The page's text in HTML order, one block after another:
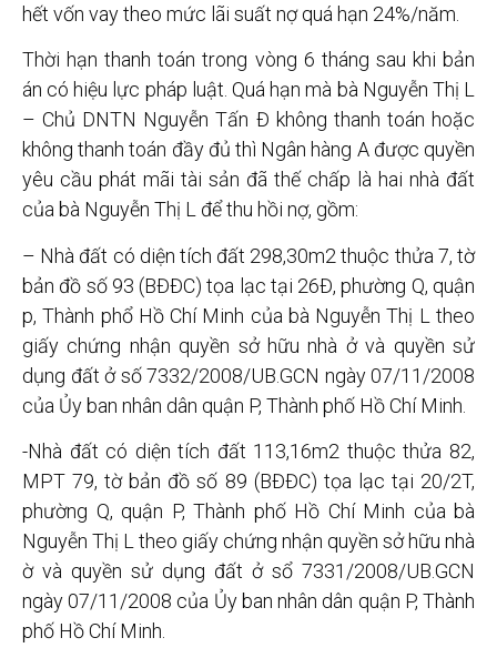
hết vốn vay theo mức lãi suất nợ quá hạn 24%/năm.
Thời hạn thanh toán trong vòng 6 tháng sau khi bản
án có hiệu lực pháp luật. Quá hạn mà bà Nguyễn Thị L
– Chủ DNTN Nguyễn Tấn Đ không thanh toán hoặc
không thanh toán đầy đủ thì Ngân hàng A được quyền
yêu cầu phát mãi tài sản đã thế chấp là hai nhà đất
của bà Nguyễn Thị L để thu hồi nợ, gồm:
– Nhà đất có diện tích đất 298,30m2 thuộc thửa 7, tờ
bản đồ số 93 (BĐĐC) tọa lạc tại 26Đ, phường Q, quận
p, Thành phổ Hồ Chí Minh của bà Nguyễn Thị L theo
giấy chứng nhận quyền sở hữu nhà ở và quyền sử
dụng đất ở số 7332/2008/UB.GCN ngày 07/11/2008
của Ủy ban nhân dân quận P, Thành phố Hồ Chí Minh.
-Nhà đất có diện tích đất 113,16m2 thuộc thửa 82,
MPT 79, tờ bản đồ số 89 (BĐĐC) tọa lạc tại 20/2T,
phường Q, quận P, Thành phố Hồ Chí Minh của bà
Nguyễn Thị L theo giấy chứng nhận quyền sở hữu nhà
ờ và quyền sử dụng đất ở sổ 7331/2008/UB.GCN
ngày 07/11/2008 của Ủy ban nhân dân quận P, Thành
phố Hồ Chí Minh.